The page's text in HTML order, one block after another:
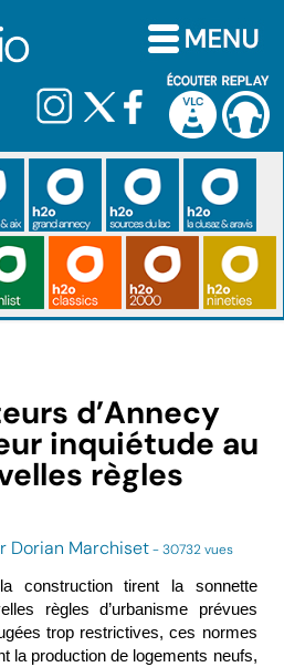
d’Annecy
inquiétude au
règles
Dorian Marchiset- 30732 vues
construction tirent la sonnette
règles d’urbanisme prévues
trop restrictives, ces normes
la production de logements neufs,